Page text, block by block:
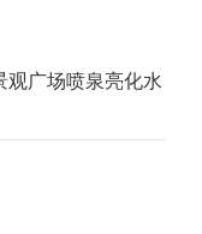
观广场喷泉亮化水